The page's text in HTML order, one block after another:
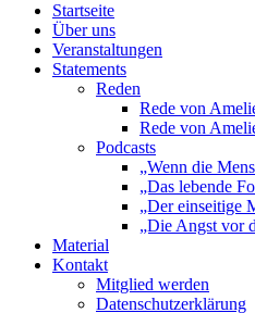
Startseite
Über uns
Veranstaltungen
Statements
Reden
Rede von
Rede von
Podcasts
„Wenn die
„Das lebende
„Der einseitige
„Die Angst vor
Material
Kontakt
Mitglied werden
Datenschutzerklärung